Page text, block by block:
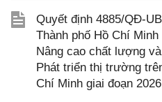
Quyết định 4885/QĐ-
Thành phố Hồ Chí
Nâng cao chất lượng
Phát triển thị trường
Chí Minh giai đoạn